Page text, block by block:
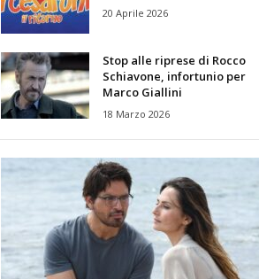
20 Aprile 2026
Stop alle riprese di Rocco
Schiavone, infortunio per
Marco Giallini
18 Marzo 2026